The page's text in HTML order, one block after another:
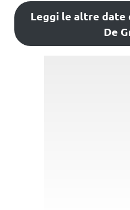
Leggi le altre date
De